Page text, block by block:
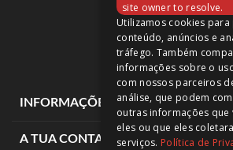
INFORMAÇÕES DE LOJA
A TUA CONTA
site owner to resolve.
Utilizamos cookies
conteúdo, anúncios e
tráfego. Também
informações sobre o
com nossos parceiros
análise, que podem
outras informações que
eles ou que eles
serviços. Política de